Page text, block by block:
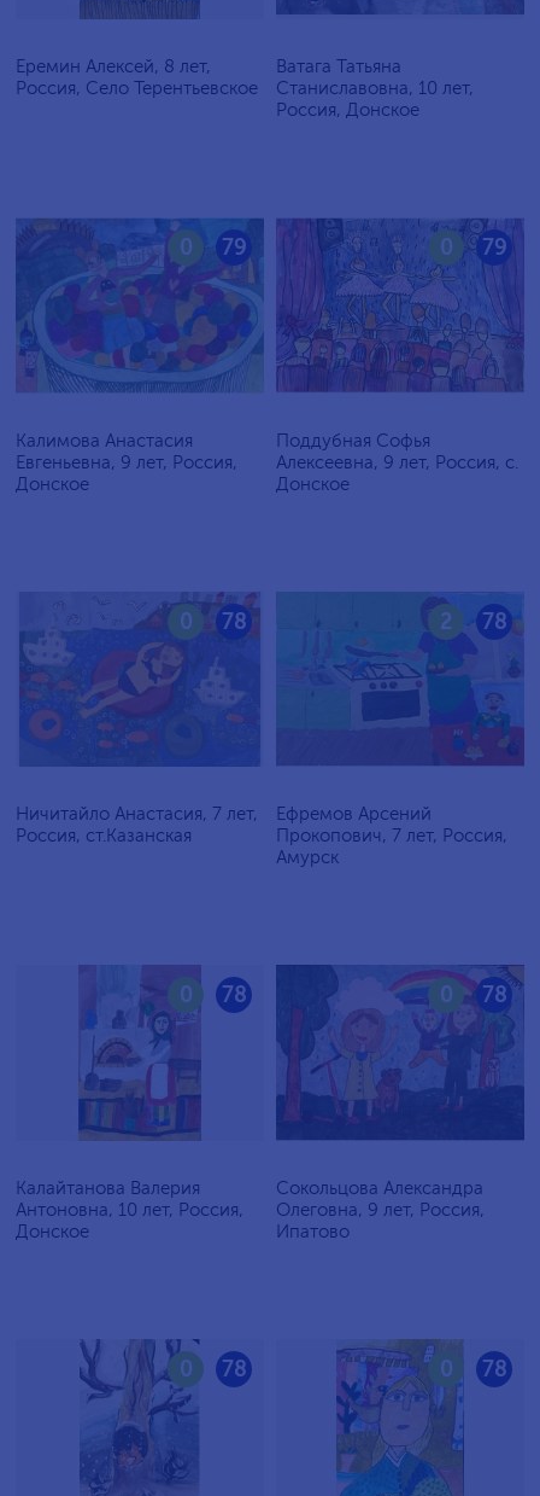
Еремин Алексей, 8 лет,
Россия, Село Терентьевское
Ватага Татьяна
Станиславовна, 10 лет,
Россия, Донское
79
0
Калимова Анастасия
Евгеньевна, 9 лет, Россия,
Донское
79
0
Поддубная Софья
Алексеевна, 9 лет, Россия, с.
Донское
78
0
Ничитайло Анастасия, 7 лет,
Россия, ст.Казанская
78
2
Ефремов Арсений
Прокопович, 7 лет, Россия,
Амурск
78
0
Калайтанова Валерия
Антоновна, 10 лет, Россия,
Донское
78
0
Сокольцова Александра
Олеговна, 9 лет, Россия,
Ипатово
78
0 78
0